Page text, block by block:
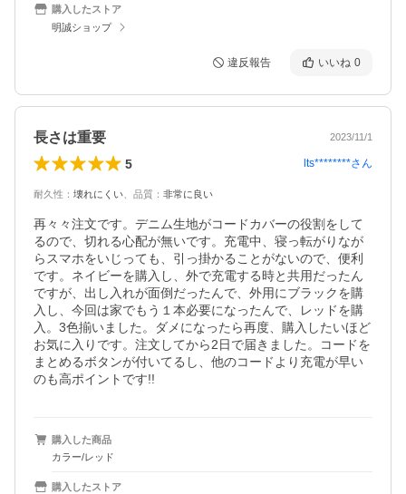
購入したストア
明誠ショップ
違反報告 いいね 0
長さは重要 2023/11/1
5 lts********さん
耐久性 ： 壊れにくい 品質 ： 非常に良い
再々々注文です。デニム生地がコードカバーの役割をして
るので、切れる心配が無いです。充電中、寝っ転がりなが
らスマホをいじっても、引っ掛かることがないので、便利
です。ネイビーを購入し、外で充電する時と共用だったん
ですが、出し入れが面倒だったんで、外用にブラックを購
入し、今回は家でもう１本必要になったんで、レッドを購
入。3色揃いました。ダメになったら再度、購入したいほど
お気に入りです。注文してから2日で届きました。コードを
まとめるボタンが付いてるし、他のコードより充電が早い
のも高ポイントです!!
購入した商品
カラー/レッド
購入したストア